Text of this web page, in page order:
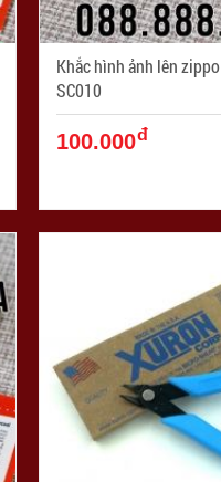
Khắc hình ảnh lên zippo - Mã SP:
SC010
100.000đ